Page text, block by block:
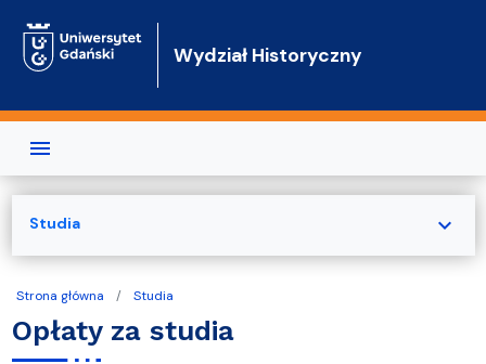
Wydział Historyczny
Strona główna Studia
Opłaty za studia
Studia expand_more